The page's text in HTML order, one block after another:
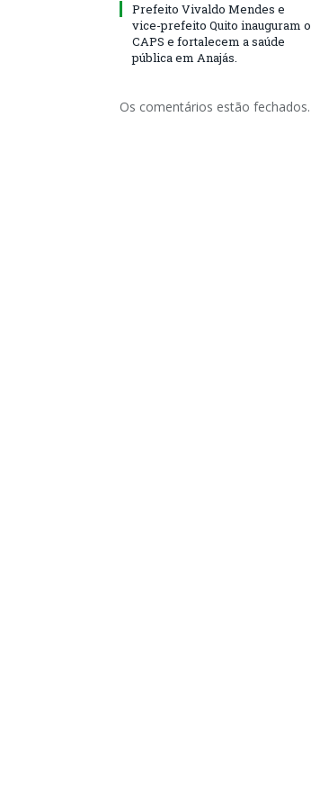
Prefeito Vivaldo Mendes e
vice-prefeito Quito inauguram o
CAPS e fortalecem a saúde
pública em Anajás.
Os comentários estão fechados.